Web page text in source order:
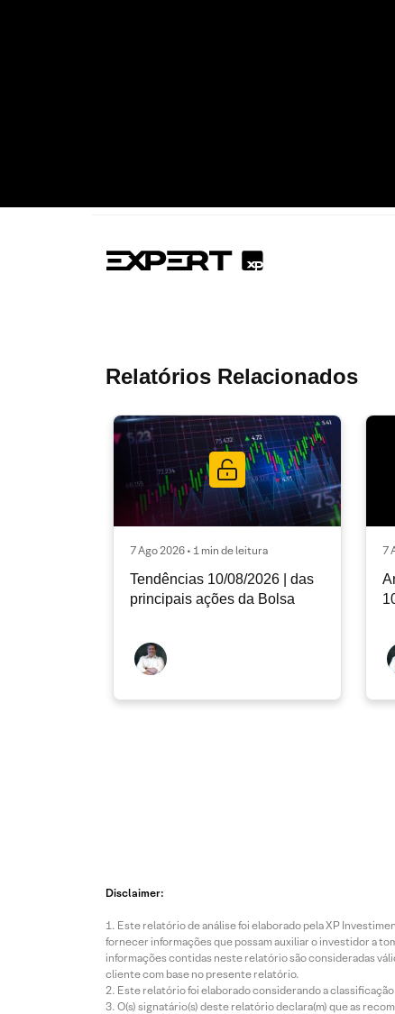
Relatórios Relacionados
7 Ago 2026 • 1 min de leitura
Tendências 10/08/2026 | das
principais ações da Bolsa
7
Disclaimer:
Este relatório de análise foi elaborado pela XP
fornecer informações que possam auxiliar o investidor a
informações contidas neste relatório são consideradas
cliente com base no presente relatório.
Este relatório foi elaborado considerando a
O(s) signatário(s) deste relatório declara(m) que as